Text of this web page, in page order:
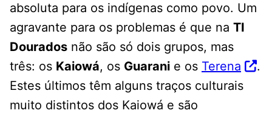
absoluta para os indígenas como povo. Um
agravante para os problemas é que na TI
Dourados não são só dois grupos, mas
três: os Kaiowá, os Guarani e os Terena
.
Estes últimos têm alguns traços culturais
muito distintos dos Kaiowá e são